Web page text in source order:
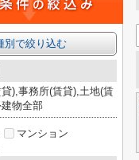
別で絞り込む
),事務所(賃貸),土地(賃
物全部
マンション